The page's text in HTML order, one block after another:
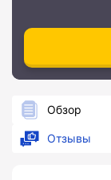
Обзор
Отзывы